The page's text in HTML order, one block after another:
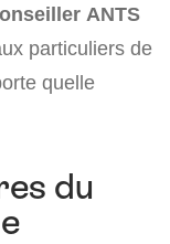
ANTS
particuliers de
quelle
du